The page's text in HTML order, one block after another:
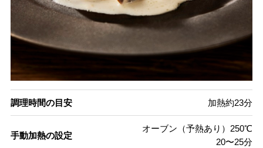
調理時間の目安 加熱約23分
手動加熱の設定
オーブン（予熱あり）250℃
20〜25分